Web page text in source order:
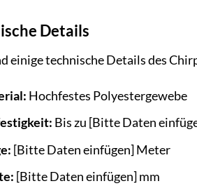
Details
einige technische Details des
Hochfestes Polyestergewebe
Bis zu [Bitte Daten
[Bitte Daten einfügen] Meter
[Bitte Daten einfügen] mm